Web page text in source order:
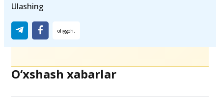
Ulashing
O‘xshash xabarlar